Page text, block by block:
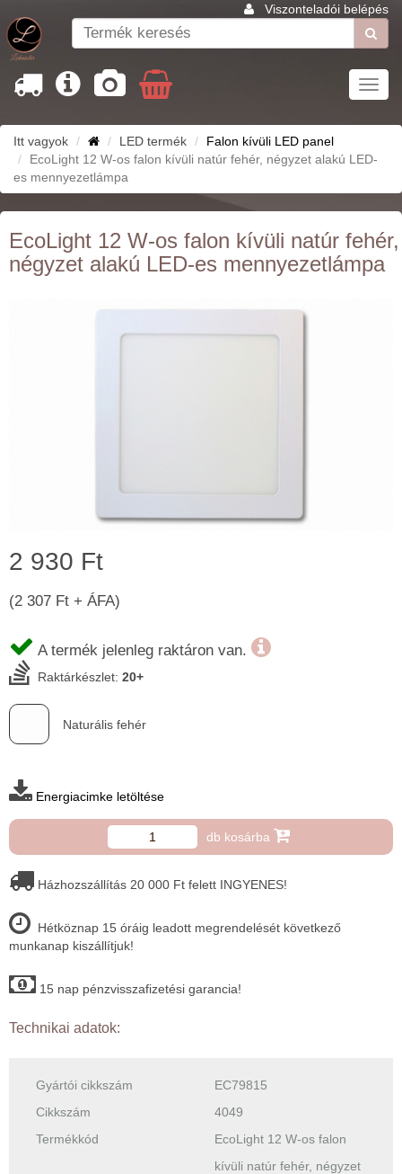
Viszonteladói belépés
Itt vagyok LED termék
Falon kívüli LED panel
EcoLight 12 W-os falon kívüli natúr fehér, négyzet alakú LED-
es mennyezetlámpa
EcoLight 12 W-os falon kívüli natúr fehér,
négyzet alakú LED-es mennyezetlámpa
2 930 Ft
(2 307 Ft + ÁFA)
A termék jelenleg raktáron van.
Raktárkészlet: 20+
Naturális fehér
Energiacimke letöltése
db kosárba
Házhozszállítás 20 000 Ft felett INGYENES!
Hétköznap 15 óráig leadott megrendelését következő
munkanap kiszállítjuk!
15 nap pénzvisszafizetési garancia!
Technikai adatok:
Gyártói cikkszám
EC79815
Cikkszám
4049
Termékkód
EcoLight 12 W-os falon
kívüli natúr fehér, négyzet